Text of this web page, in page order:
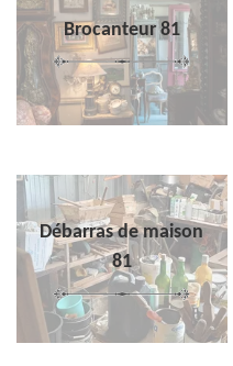
Brocanteur 81
Débarras de maison
81